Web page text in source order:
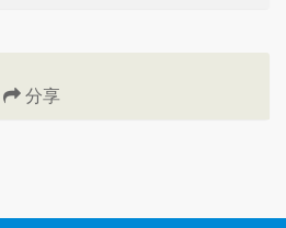
分享